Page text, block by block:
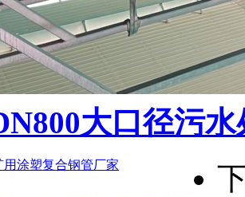
大口径污
用涂塑复合钢管厂家